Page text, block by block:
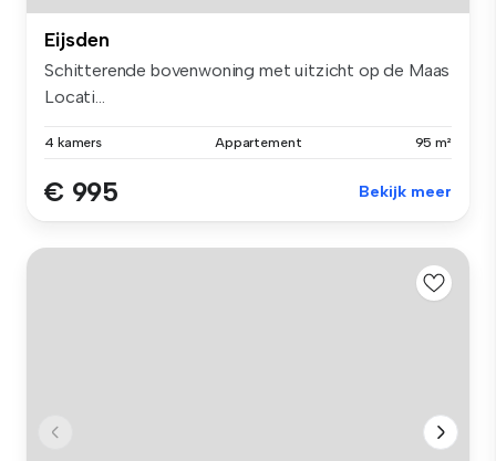
Eijsden
Schitterende bovenwoning met uitzicht op de Maas
Locati...
4 kamers Appartement 95 m²
€ 995 Bekijk meer